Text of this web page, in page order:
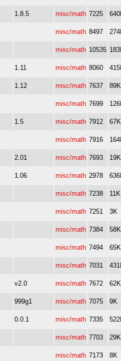
1.8.5 misc/math 7225
misc/math 8497
misc/math 10535
1.11 misc/math 8060
1.12 misc/math 7637 89K
misc/math 7699
1.5 misc/math 7912 67K
misc/math 7916
2.01 misc/math 7693 19K
1.06 misc/math 2978
misc/math 7238 11K
misc/math 7251 3K
misc/math 7384 58K
misc/math 7494 65K
misc/math 7031
v2.0 misc/math 7672 62K
999g1 misc/math 7075 9K
0.0.1 misc/math 7335
misc/math 7703 29K
misc/math 7173 8K